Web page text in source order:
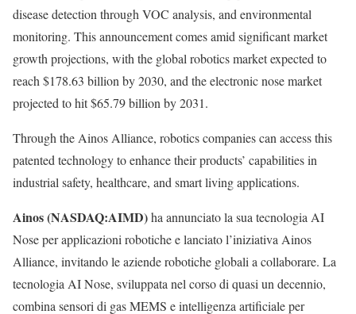
disease detection through VOC analysis, and environmental
monitoring. This announcement comes amid significant market
growth projections, with the global robotics market expected to
reach $178.63 billion by 2030, and the electronic nose market
projected to hit $65.79 billion by 2031.
Through the Ainos Alliance, robotics companies can access this
patented technology to enhance their products’ capabilities in
industrial safety, healthcare, and smart living applications.
Ainos (NASDAQ:AIMD)ha annunciato la sua tecnologia AI
Nose per applicazioni robotiche e lanciato l’iniziativa Ainos
Alliance, invitando le aziende robotiche globali a collaborare. La
tecnologia AI Nose, sviluppata nel corso di quasi un decennio,
combina sensori di gas MEMS e intelligenza artificiale per